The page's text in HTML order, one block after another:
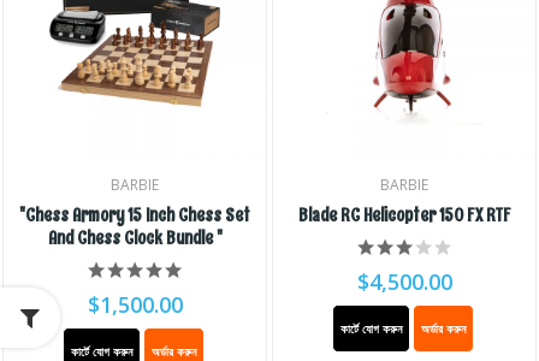
BARBIE
"Chess Armory 15 Inch Chess Set
And Chess Clock Bundle "
$1,500.00
কার্টে যোগ করুন অর্ডার করুন
BARBIE
Blade RC Helicopter 150 FX RTF
$4,500.00
কার্টে যোগ করুন অর্ডার করুন